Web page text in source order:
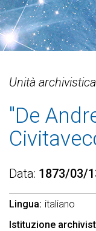
Unità archivistica
"De
Data 1873/03/
Lingua italiano
Istituzione